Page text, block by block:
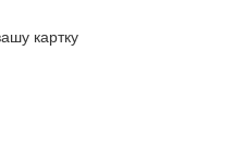
картку